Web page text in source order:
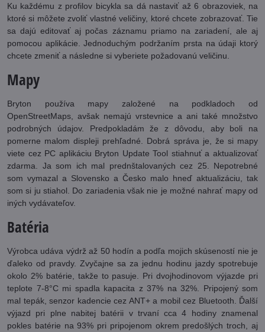
Ku každému z profilov bicykla sa dá nastaviť až 6 obrazoviek, na
ktoré si môžete zvoliť vlastné veličiny, ktoré chcete zobrazovať. Tie
sa dajú editovať aj počas záznamu priamo na zariadení, ale aj
pomocou aplikácie. Jednoduchým podržaním prsta na údaji ktorý
chcete zmeniť a následne si vyberiete požadovanú veličinu.
Mapy
Bryton používa mapy založené na podkladoch od
OpenStreetMaps, avšak nemajú vrstevnice a ani také množstvo
podrobných údajov. Predpokladám že z dôvodu, aby boli na
pomerne malom displeji prehľadné. Dobrá správa je, že si mapy
viete cez PC aplikáciu Bryton Update Tool stiahnuť a aktualizovať
zdarma. Ja som ich mal prednštalovaných cez 25. Nepotrebné
som vymazal a Slovensko a Česko malo hneď aktualizáciu, tak
som si ju stiahol. Do zariadenia však nie je možné nahrať mapy od
iných vydávateľov.
Batéria
Výrobca udáva výdrž až 50 hodín a podľa mojich skúseností nie je
ďaleko od pravdy. Zvyčajne sa za jednu hodinu jazdy spotrebuje
okolo 2% batérie, takže to pasuje. Pri dvojhodinovom výjazde pri
teplote 7-8°C mi spadla kapacita z 37% na 32%. Pripojený som
mal tepák, senzor kadencie cez ANT+ a mobil cez Bluetooth. Ďalší
výjazd pri plne nabitej batérii v trvaní cca 4 hodiny znamenal
pokles batérie na 93% pri pripojenom okrem predošlých troch, aj